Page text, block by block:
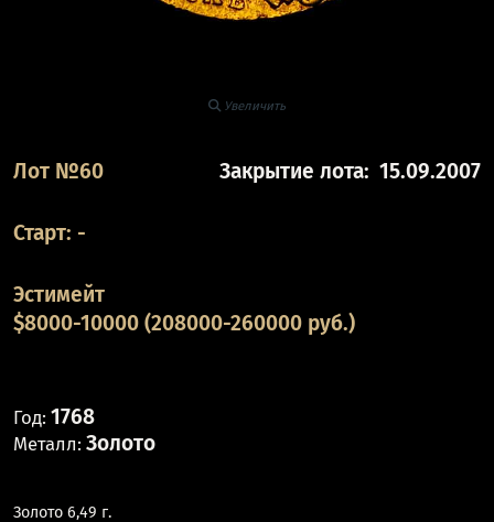
Увеличить
Лот №60 Закрытие лота: 15.09.2007
Старт: -
Эстимейт
$8000-10000 (208000-260000 руб.)
Год: 1768
Металл: Золото
Золото 6,49 г.